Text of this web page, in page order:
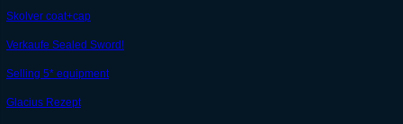
Skolver coat+cap
Verkaufe Sealed Sword!
Selling 5* equipment
Glacius Rezept